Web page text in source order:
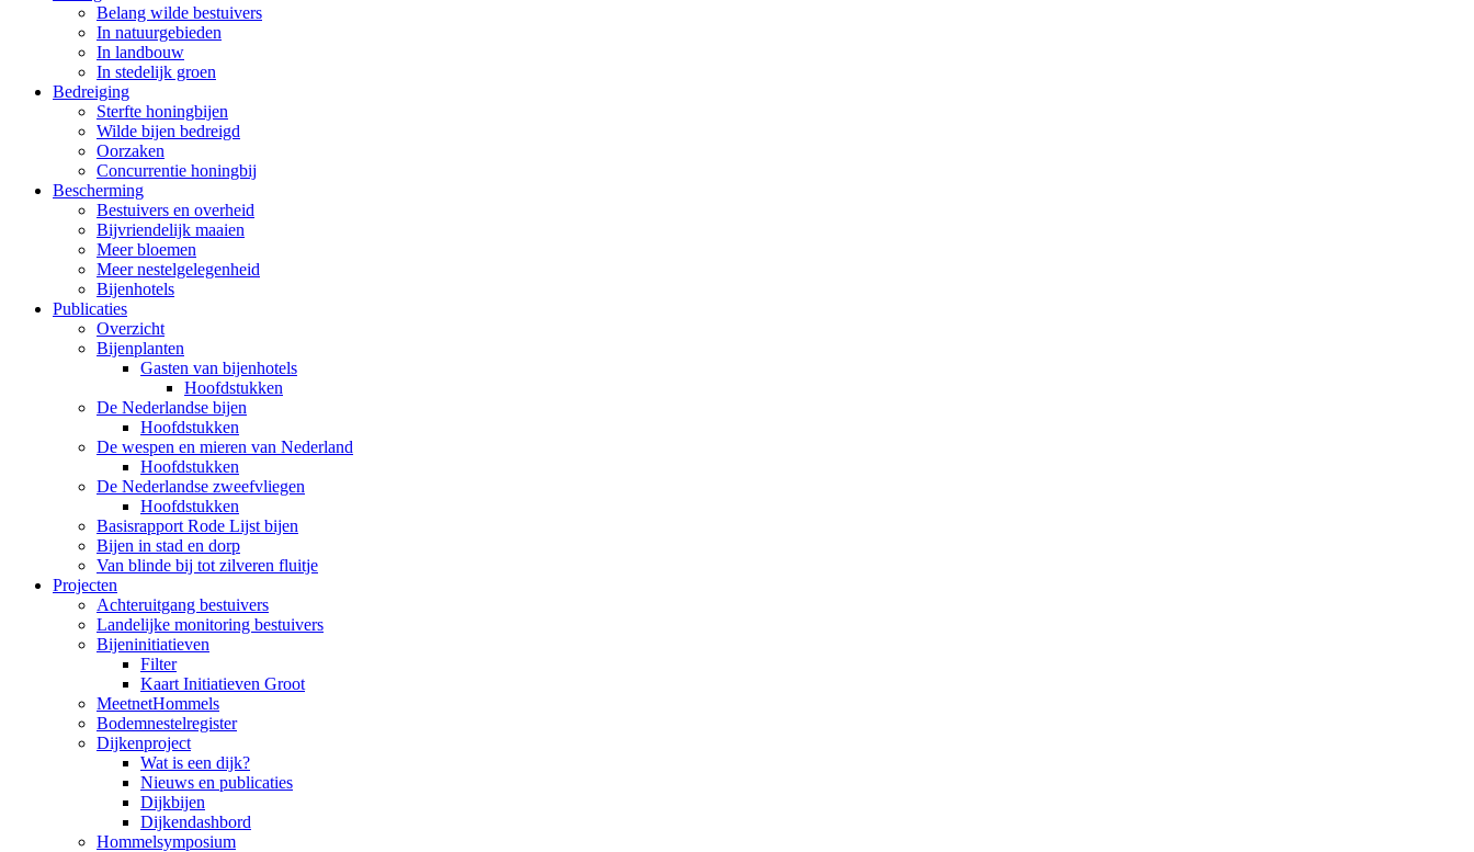
Belang wilde bestuivers
In natuurgebieden
In landbouw
In stedelijk groen
Bedreiging
Sterfte honingbijen
Wilde bijen bedreigd
Oorzaken
Concurrentie honingbij
Bescherming
Bestuivers en overheid
Bijvriendelijk maaien
Meer bloemen
Meer nestelgelegenheid
Bijenhotels
Publicaties
Overzicht
Bijenplanten
Gasten van bijenhotels
Hoofdstukken
De Nederlandse bijen
Hoofdstukken
De wespen en mieren van Nederland
Hoofdstukken
De Nederlandse zweefvliegen
Hoofdstukken
Basisrapport Rode Lijst bijen
Bijen in stad en dorp
Van blinde bij tot zilveren fluitje
Projecten
Achteruitgang bestuivers
Landelijke monitoring bestuivers
Bijeninitiatieven
Filter
Kaart Initiatieven Groot
MeetnetHommels
Bodemnestelregister
Dijkenproject
Wat is een dijk?
Nieuws en publicaties
Dijkbijen
Dijkendashbord
Hommelsymposium